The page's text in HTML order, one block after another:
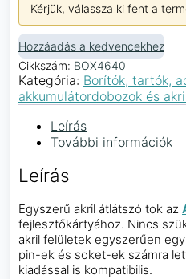
Kérjük, válassza ki fent a
Hozzáadás a kedvencekhez
Cikkszám: BOX4640
Kategória: Borítók, tartók,
akkumulátordobozok és
Leírás
További információk
Leírás
Egyszerű akril átlátszó tok az
fejlesztőkártyához. Nincs
akril felületek egyszerűen
pin-ek és soket-ek számra
kiadással is kompatibilis.